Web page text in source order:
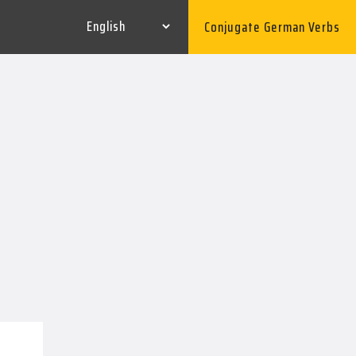
Conjugate German Verbs